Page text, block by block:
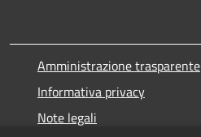
Amministrazione trasparente
Informativa privacy
Note legali